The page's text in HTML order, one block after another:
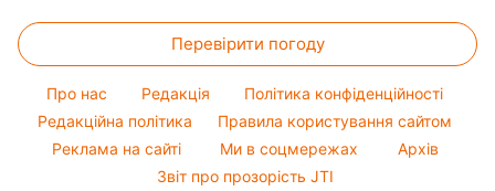
Новини Житомира
Новини Одеси
Новини моди
Поради від Андре Тана
Жіночі стрижки
Кімнатні рослини
Прибирання
Авто
Грошова допомога
Тарифи
Курс валют
Перевірити погоду
Про нас Редакція
Політика конфіденційності
Редакційна політика
Правила користування сайтом
Реклама на сайті
Ми в соцмережах
Архів
Звіт про прозорість JTI